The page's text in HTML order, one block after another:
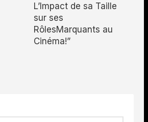
L’Impact de sa Taille
sur ses
RôlesMarquants au
Cinéma!”